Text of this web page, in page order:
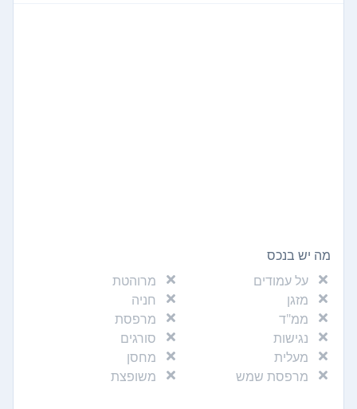
מה יש בנכס
על עמודים
מרוהטת
מזגן
חניה
ממ"ד
מרפסת
נגישות
סורגים
מעלית
מחסן
מרפסת שמש
משופצת